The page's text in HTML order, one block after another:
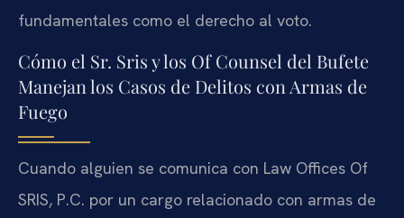
fundamentales como el derecho al voto.
Cómo el Sr. Sris y los Of Counsel del Bufete
Manejan los Casos de Delitos con Armas de
Fuego
Cuando alguien se comunica con Law Offices Of
SRIS, P.C. por un cargo relacionado con armas de